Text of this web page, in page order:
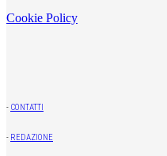
Cookie Policy
- CONTATTI
- REDAZIONE